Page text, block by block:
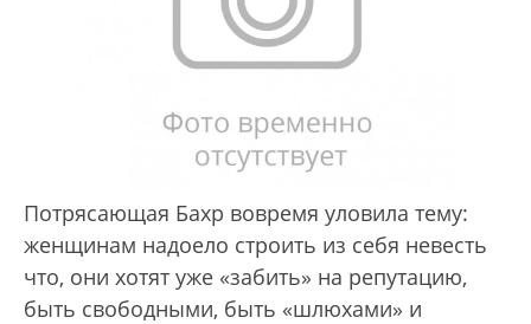
Потрясающая Бахр вовремя уловила тему:
женщинам надоело строить из себя невесть
что, они хотят уже «забить» на репутацию,
быть свободными, быть «шлюхами» и